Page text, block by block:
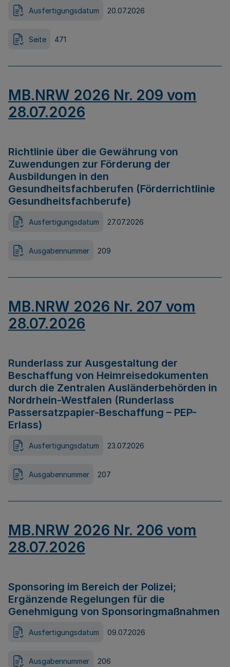
Ausfertigungsdatum 20.07.2026
Seite 471
MB.NRW 2026 Nr. 209 vom
28.07.2026
Richtlinie über die Gewährung von
Zuwendungen zur Förderung der
Ausbildungen in den
Gesundheitsfachberufen (Förderrichtlinie
Gesundheitsfachberufe)
Ausfertigungsdatum 27.07.2026
Ausgabennummer 209
MB.NRW 2026 Nr. 207 vom
28.07.2026
Runderlass zur Ausgestaltung der
Beschaffung von Heimreisedokumenten
durch die Zentralen Ausländerbehörden in
Nordrhein-Westfalen (Runderlass
Passersatzpapier-Beschaffung – PEP-
Erlass)
Ausfertigungsdatum 23.07.2026
Ausgabennummer 207
MB.NRW 2026 Nr. 206 vom
28.07.2026
Sponsoring im Bereich der Polizei;
Ergänzende Regelungen für die
Genehmigung von Sponsoringmaßnahmen
Ausfertigungsdatum 09.07.2026
Ausgabennummer 206